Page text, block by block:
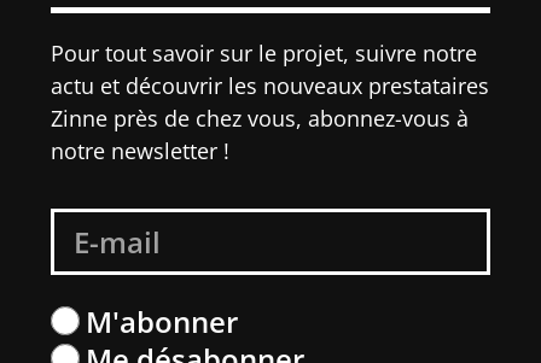
Pour tout savoir sur le projet, suivre notre
actu et découvrir les nouveaux prestataires
Zinne près de chez vous, abonnez-vous à
notre newsletter !
M'abonner